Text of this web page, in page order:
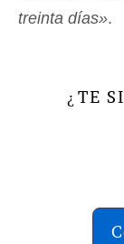
treinta días».
¿ TE